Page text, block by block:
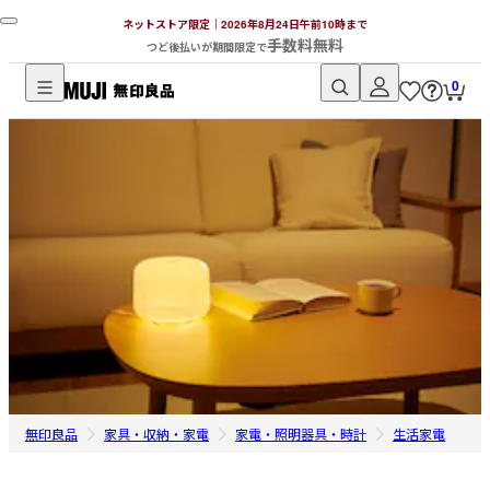
ネットストア限定｜2026年8月24日午前10時まで
つど後払いが期間限定で手数料無料
無
ト
ア
0
無印良品 家具・収納・家電 家電・照明器具・時計 生活家電